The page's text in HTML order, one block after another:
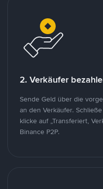
2. Verkäufer
Sende Geld über die
an den Verkäufer.
klicke auf „Transferiert,
Binance P2P.